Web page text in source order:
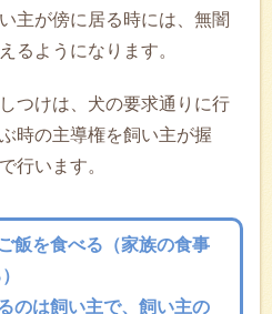
主が傍に居る時には、無闇
るようになります。
つけは、犬の要求通りに行
時の主導権を飼い主が握
行います。
飯を食べる（家族の食事
のは飼い主で、飼い主の